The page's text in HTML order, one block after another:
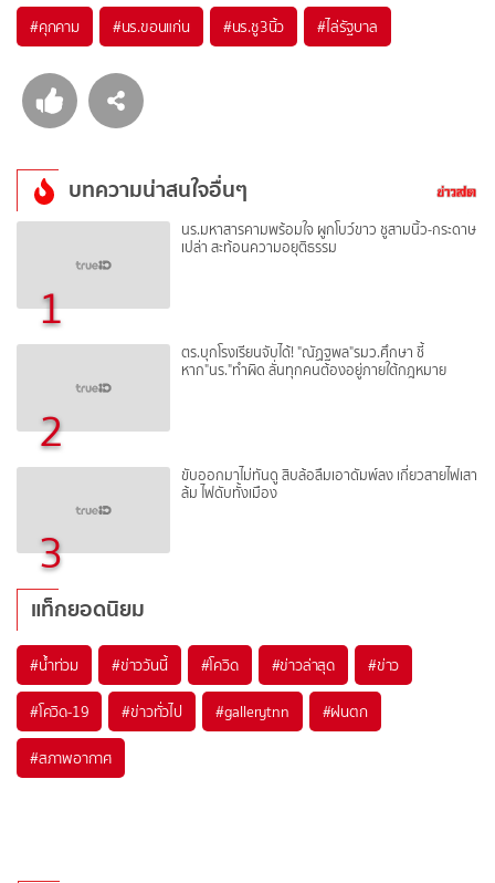
#คุกคาม #นร.ขอนแก่น #นร.ชู3นิ้ว #ไล่รัฐบาล
บทความน่าสนใจอื่นๆ
1
นร.มหาสารคามพร้อมใจ ผูกโบว์ขาว ชูสามนิ้ว-กระดาษ
เปล่า สะท้อนความอยุติธรรม
2
ตร.บุกโรงเรียนจับได้! "ณัฏฐพล"รมว.ศึกษา ชี้
หาก"นร."ทำผิด ลั่นทุกคนต้องอยู่ภายใต้กฎหมาย
3
ขับออกมาไม่ทันดู สิบล้อลืมเอาดัมพ์ลง เกี่ยวสายไฟเสา
ล้ม ไฟดับทั้งเมือง
แท็กยอดนิยม
#น้ำท่วม #ข่าววันนี้ #โควิด #ข่าวล่าสุด #ข่าว
#โควิด-19 #ข่าวทั่วไป #gallerytnn #ฝนตก
#สภาพอากาศ